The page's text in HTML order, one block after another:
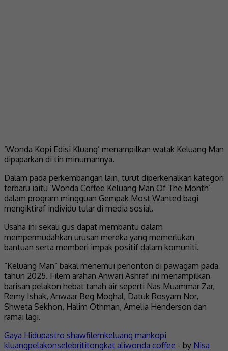
‘Wonda Kopi Edisi Kluang’ menampilkan watak Keluang Man
dipaparkan di tin minumannya.
Dalam pada perkembangan lain, turut diperkenalkan kategori
terbaru iaitu ‘Wonda Coffee Keluang Man Of The Month’
dalam program mingguan Gempak Most Wanted bagi
mengiktiraf individu tular di media sosial.
Usaha ini sekali gus dapat membantu dalam
mempermudahkan urusan mereka yang memerlukan
bantuan serta memberi impak positif dalam komuniti.
“Keluang Man” bakal menemui penonton di pawagam pada
tahun 2025. Filem arahan Anwari Ashraf ini menampilkan
barisan pelakon hebat tanah air seperti Nas Muammar Zar,
Remy Ishak, Anwaar Beg Moghal, Datuk Rosyam Nor,
Shweta Sekhon, Halim Othman, Amelia Henderson dan
ramai lagi.
Gaya Hidupastro shawfilemkeluang mankopi
kluangpelakonselebrititongkat aliwonda coffee - by Nisa